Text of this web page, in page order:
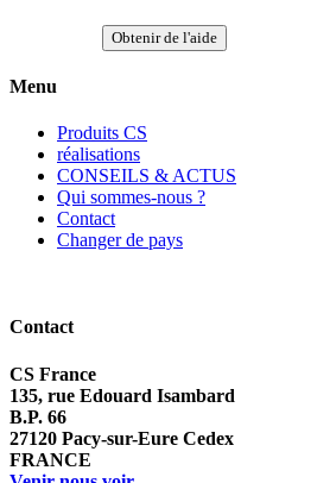
Obtenir de l'aide
Menu
Produits CS
réalisations
CONSEILS & ACTUS
Qui sommes-nous ?
Contact
Changer de pays
Contact
CS France
135, rue Edouard Isambard
B.P. 66
27120 Pacy-sur-Eure Cedex
FRANCE